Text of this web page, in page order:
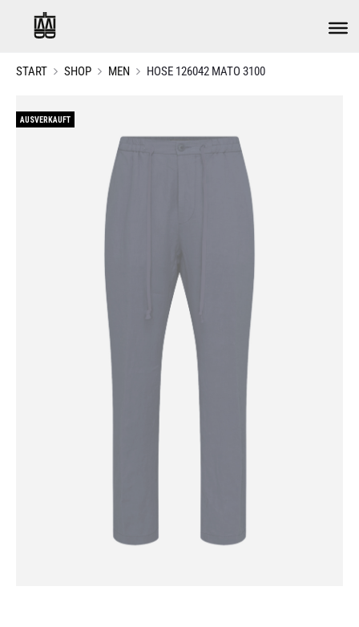
START SHOP MEN HOSE 126042 MATO 3100
AUSVERKAUFT